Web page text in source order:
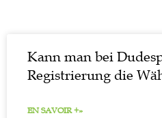
Kann man bei
Registrierung die
EN SAVOIR +»